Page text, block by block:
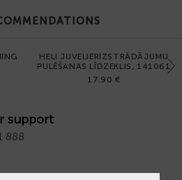
HELI JUVELIERIZSTRĀDĀJUMU
PULĒŠANAS LĪDZEKLIS, 141061
17.90 €
Next
support
888